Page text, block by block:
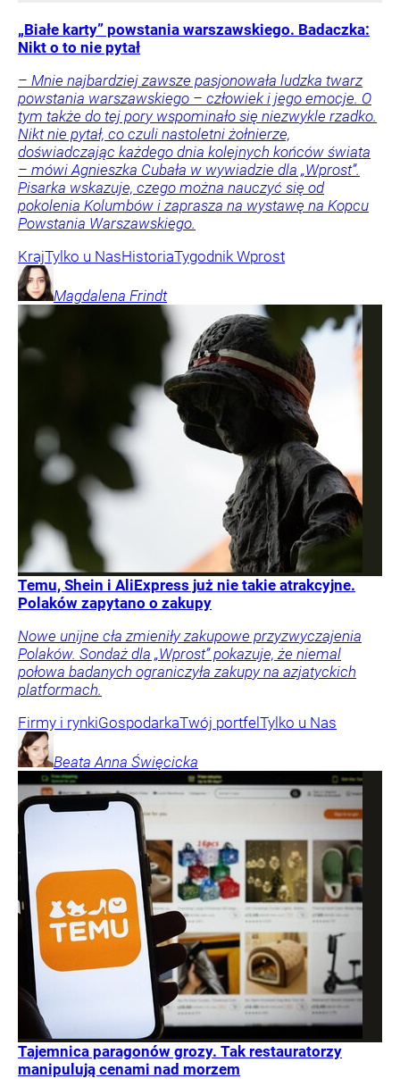
„Białe karty” powstania warszawskiego. Badaczka:
Nikt o to nie pytał
– Mnie najbardziej zawsze pasjonowała ludzka twarz
powstania warszawskiego – człowiek i jego emocje. O
tym także do tej pory wspominało się niezwykle rzadko.
Nikt nie pytał, co czuli nastoletni żołnierze,
doświadczając każdego dnia kolejnych końców świata
– mówi Agnieszka Cubała w wywiadzie dla „Wprost”.
Pisarka wskazuje, czego można nauczyć się od
pokolenia Kolumbów i zaprasza na wystawę na Kopcu
Powstania Warszawskiego.
KrajTylko u NasHistoriaTygodnik Wprost
Magdalena Frindt
Temu, Shein i AliExpress już nie takie atrakcyjne.
Polaków zapytano o zakupy
Nowe unijne cła zmieniły zakupowe przyzwyczajenia
Polaków. Sondaż dla „Wprost” pokazuje, że niemal
połowa badanych ograniczyła zakupy na azjatyckich
platformach.
Firmy i rynkiGospodarkaTwój portfelTylko u Nas
Beata Anna Święcicka
Tajemnica paragonów grozy. Tak restauratorzy
manipulują cenami nad morzem